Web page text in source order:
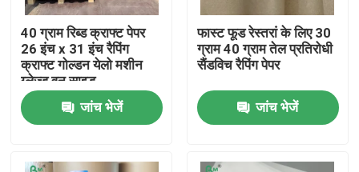
40 ग्राम रिब्ड क्राफ्ट पेपर
26 इंच x 31 इंच रैपिंग
क्राफ्ट गोल्डन येलो मशीन
ग्लेज्ड वन साइड
जांच भेजें
फास्ट फूड रेस्तरां के लिए 30
ग्राम 40 ग्राम तेल प्रतिरोधी
सैंडविच रैपिंग पेपर
जांच भेजें